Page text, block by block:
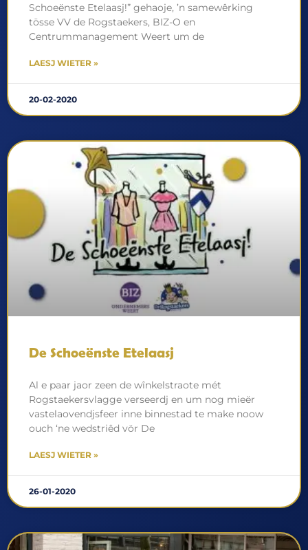
Schoeënste Etelaasj!” gehaoje, ’n samewêrking
tösse VV de Rogstaekers, BIZ-O en
Centrummanagement Weert um de
LAESJ WIETER »
20-02-2020
De Schoeënste Etelaasj
Al e paar jaor zeen de wînkelstraote mét
Rogstaekersvlagge verseerdj en um nog mieër
vastelaovendjsfeer inne binnestad te make noow
ouch ‘ne wedstriêd vör De
LAESJ WIETER »
26-01-2020